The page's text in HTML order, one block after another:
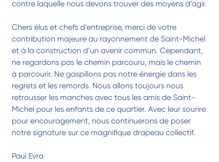
contre laquelle nous devons trouver des moyens d’agir.
Chers élus et chefs d’entreprise, merci de votre
contribution majeure au rayonnement de Saint-Michel
et à la construction d’un avenir commun. Cependant,
ne regardons pas le chemin parcouru, mais le chemin
à parcourir. Ne gaspillons pas notre énergie dans les
regrets et les remords. Nous allons toujours nous
retrousser les manches avec tous les amis de Saint-
Michel pour les enfants de ce quartier. Avec leur sourire
pour encouragement, nous continuerons de poser
notre signature sur ce magnifique drapeau collectif.
Paul Evra